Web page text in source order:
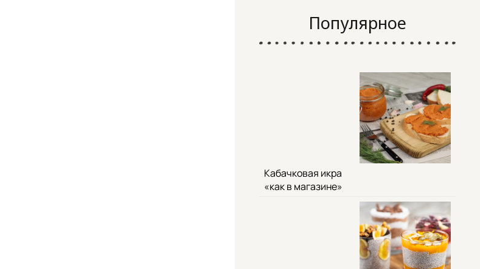
Популярное
Кабачковая икра
«как в магазине»